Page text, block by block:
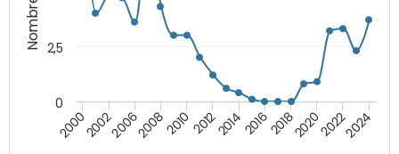
20002002200620082010 2012201420162018202020222024
0
2,5